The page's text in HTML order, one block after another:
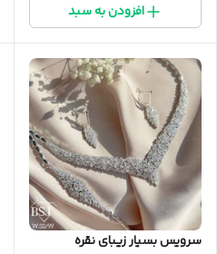
افزودن به سبد
سرویس بسیار زیبای نقره